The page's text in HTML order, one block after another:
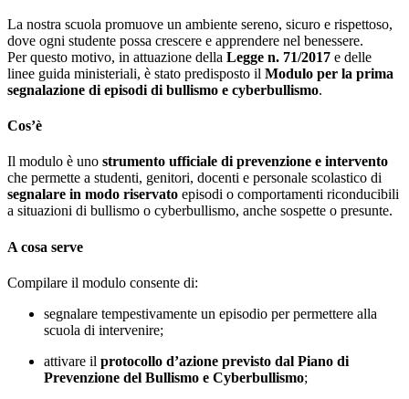
La nostra scuola promuove un ambiente sereno, sicuro e rispettoso,
dove ogni studente possa crescere e apprendere nel benessere.
Per questo motivo, in attuazione della Legge n. 71/2017 e delle
linee guida ministeriali, è stato predisposto il Modulo per la prima
segnalazione di episodi di bullismo e cyberbullismo.
Cos’è
Il modulo è uno strumento ufficiale di prevenzione e intervento
che permette a studenti, genitori, docenti e personale scolastico di
segnalare in modo riservato episodi o comportamenti riconducibili
a situazioni di bullismo o cyberbullismo, anche sospette o presunte.
A cosa serve
Compilare il modulo consente di:
segnalare tempestivamente un episodio per permettere alla
scuola di intervenire;
attivare il protocollo d’azione previsto dal Piano di
Prevenzione del Bullismo e Cyberbullismo;